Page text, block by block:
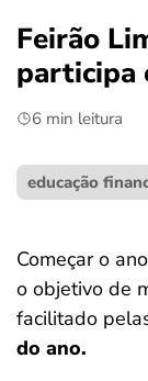
crédito fácil
últimas
ferramentas
Feirão
participa
6 min leitura
educação
Começar o
o objetivo de
facilitado
do ano.